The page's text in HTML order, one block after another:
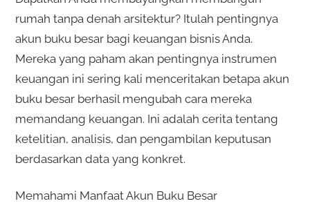
rumah tanpa denah arsitektur? Itulah pentingnya
akun buku besar bagi keuangan bisnis Anda.
Mereka yang paham akan pentingnya instrumen
keuangan ini sering kali menceritakan betapa akun
buku besar berhasil mengubah cara mereka
memandang keuangan. Ini adalah cerita tentang
ketelitian, analisis, dan pengambilan keputusan
berdasarkan data yang konkret.
Memahami Manfaat Akun Buku Besar